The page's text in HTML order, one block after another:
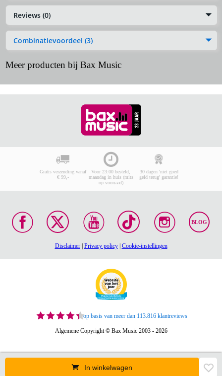
Reviews (0)
Combinatievoordeel (3)
Meer producten bij Bax Music
In winkelwagen
Gratis verzending vanaf
€ 99,-
Voor 23:00 besteld,
maandag in huis (mits
op voorraad)
30 dagen 'niet goed
geld terug' garantie!
BLOG
Disclaimer| Privacy policy| Cookie-instellingen
op basis van meer dan 113.816 klantreviews
Algemene Copyright © Bax Music 2003 - 2026